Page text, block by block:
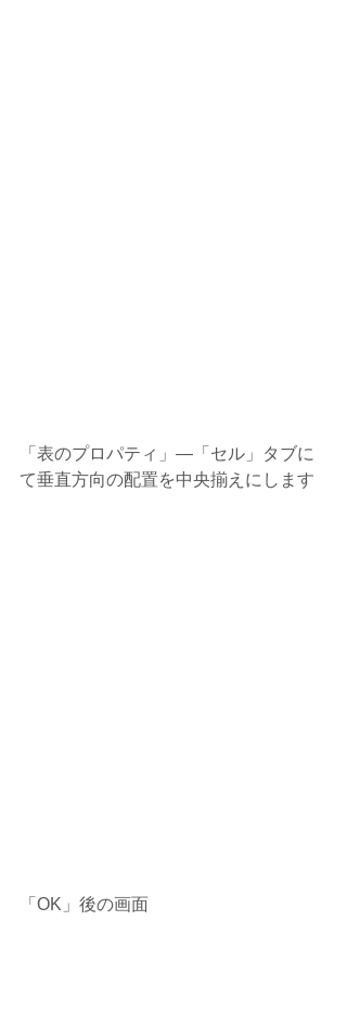
「表のプロパティ」―「セル」タブに
て垂直方向の配置を中央揃えにします
「OK」後の画面